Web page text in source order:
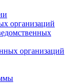
организаций
организаций